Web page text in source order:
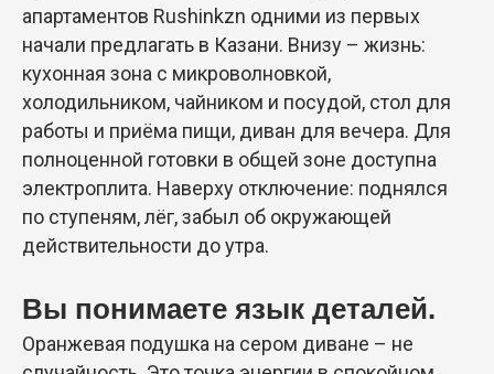
апартаментов Rushinkzn одними из первых
начали предлагать в Казани. Внизу – жизнь:
кухонная зона с микроволновкой,
холодильником, чайником и посудой, стол для
работы и приёма пищи, диван для вечера. Для
полноценной готовки в общей зоне доступна
электроплита. Наверху отключение: поднялся
по ступеням, лёг, забыл об окружающей
действительности до утра.
Вы понимаете язык деталей.
Оранжевая подушка на сером диване – не